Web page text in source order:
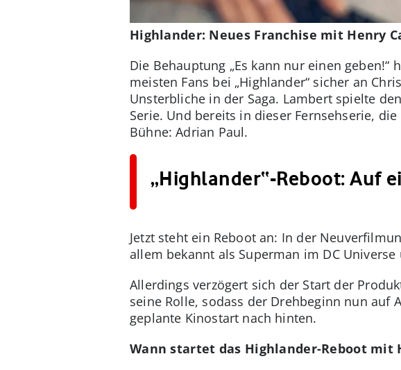
Highlander: Neues Franchise mit Henry
Die Behauptung „Es kann nur einen
meisten Fans bei „Highlander“ sicher an
Unsterbliche in der Saga. Lambert spielte
Serie. Und bereits in dieser Fernsehserie,
Bühne: Adrian Paul.
„Highlander“-Reboot: Auf
Jetzt steht ein Reboot an: In der
allem bekannt als Superman im DC Universe
Allerdings verzögert sich der Start der
seine Rolle, sodass der Drehbeginn nun auf
geplante Kinostart nach hinten.
Wann startet das Highlander-Reboot mit